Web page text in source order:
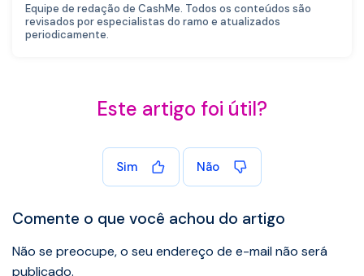
Equipe de redação de CashMe. Todos os conteúdos são
revisados por especialistas do ramo e atualizados
periodicamente.
Este artigo foi útil?
Sim Não
Comente o que você achou do artigo
Não se preocupe, o seu endereço de e-mail não será
publicado.